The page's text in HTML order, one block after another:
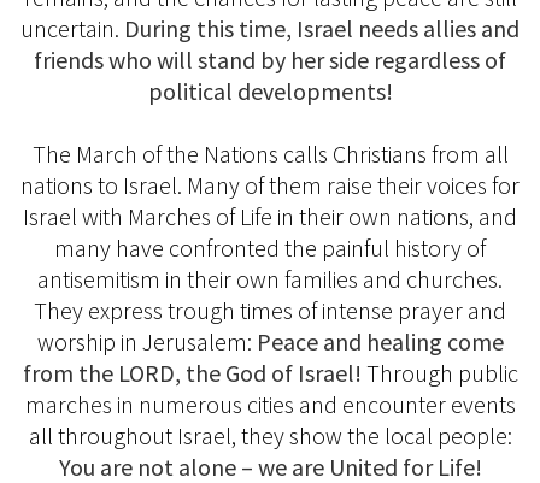
uncertain. During this time, Israel needs allies and
friends who will stand by her side regardless of
political developments!
The March of the Nations calls Christians from all
nations to Israel. Many of them raise their voices for
Israel with Marches of Life in their own nations, and
many have confronted the painful history of
antisemitism in their own families and churches.
They express trough times of intense prayer and
worship in Jerusalem: Peace and healing come
from the LORD, the God of Israel! Through public
marches in numerous cities and encounter events
all throughout Israel, they show the local people:
You are not alone – we are United for Life!